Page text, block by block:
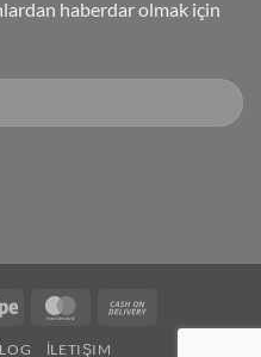
haberdar olmak için
Stripe MasterCard
İLETIŞIM